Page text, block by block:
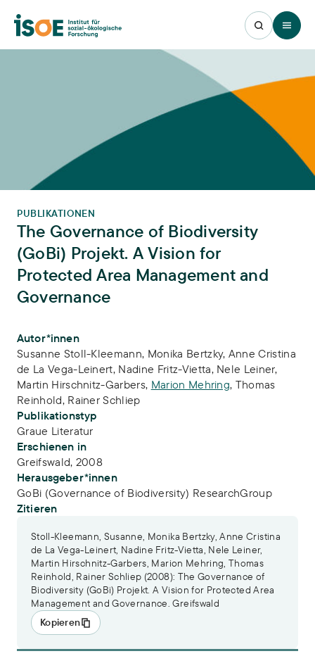
Open
PUBLIKATIONEN
The Governance of Biodiversity
(GoBi) Projekt. A Vision for
Protected Area Management and
Governance
Publikations-Infos
Autor*innen
Susanne Stoll-Kleemann, Monika Bertzky, Anne Cristina
de La Vega-Leinert, Nadine Fritz-Vietta, Nele Leiner,
Martin Hirschnitz-Garbers, Marion Mehring, Thomas
Reinhold, Rainer Schliep
Publikationstyp
Graue Literatur
Erschienen in
Greifswald, 2008
Herausgeber*innen
GoBi (Governance of Biodiversity) ResearchGroup
Zitieren
Stoll-Kleemann, Susanne, Monika Bertzky, Anne Cristina
de La Vega-Leinert, Nadine Fritz-Vietta, Nele Leiner,
Martin Hirschnitz-Garbers, Marion Mehring, Thomas
Reinhold, Rainer Schliep (2008): The Governance of
Biodiversity (GoBi) Projekt. A Vision for Protected Area
Management and Governance. Greifswald
Kopieren